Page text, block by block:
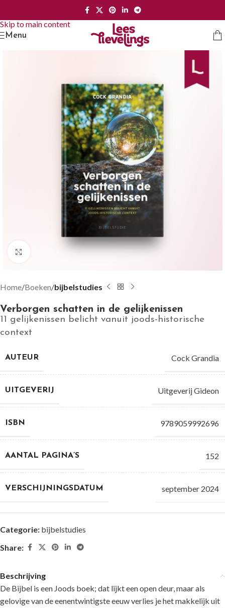
Skip to main content
Menu
Groter bekijken
Home Boeken bijbelstudies
Verborgen schatten in de gelijkenissen
11 gelijkenissen belicht vanuit joods-historische
context
AUTEUR Cock Grandia
UITGEVERIJ Uitgeverij Gideon
ISBN 9789059992696
AANTAL PAGINA’S 152
VERSCHIJNINGSDATUM september 2024
Categorie: bijbelstudies
Share:
Beschrijving
De Bijbel is een Joods boek; dat lijkt een open deur, maar als
gelovige van de eenentwintigste eeuw verlies je het makkelijk uit